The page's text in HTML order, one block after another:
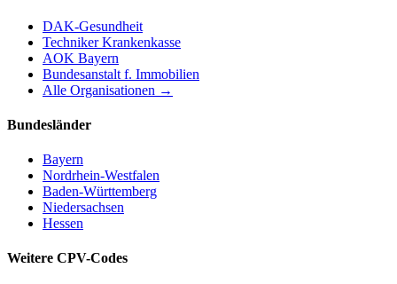
DAK-Gesundheit
Techniker Krankenkasse
AOK Bayern
Bundesanstalt f. Immobilien
Alle Organisationen →
Bundesländer
Bayern
Nordrhein-Westfalen
Baden-Württemberg
Niedersachsen
Hessen
Weitere CPV-Codes